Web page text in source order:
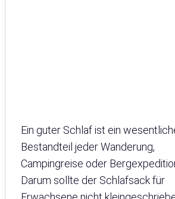
Ein guter Schlaf ist ein
Bestandteil jeder Wanderung,
Campingreise oder
Darum sollte der Schlafsack für